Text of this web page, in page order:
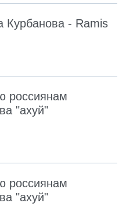
Курбанова - Ramis
россиянам
"ахуй"
россиянам
"ахуй"